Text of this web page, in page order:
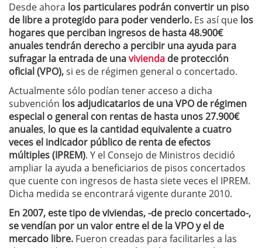
Desde ahora los particulares podrán convertir un piso
de libre a protegido para poder venderlo. Es así que los
hogares que perciban ingresos de hasta 48.900€
anuales tendrán derecho a percibir una ayuda para
sufragar la entrada de unavivienda de protección
oficial (VPO),si es de régimen general o concertado.
Actualmente sólo podían tener acceso a dicha
subvención los adjudicatarios de una VPO de régimen
especial o general con rentas de hasta unos 27.900€
anuales, lo que es la cantidad equivalente a cuatro
veces el indicador público de renta de efectos
múltiples (IPREM). Y el Consejo de Ministros decidió
ampliar la ayuda a beneficiarios de pisos concertados
que cuente con ingresos de hasta siete veces el IPREM.
Dicha medida se encontrará vigente durante 2010.
En 2007, este tipo de viviendas, -de precio concertado-,
se vendían por un valor entre el de la VPO y el de
mercado libre. Fueron creadas para facilitarles a las